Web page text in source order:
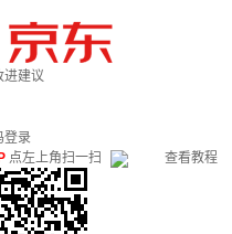
进建议
登录
点左上角扫一扫 查看教程